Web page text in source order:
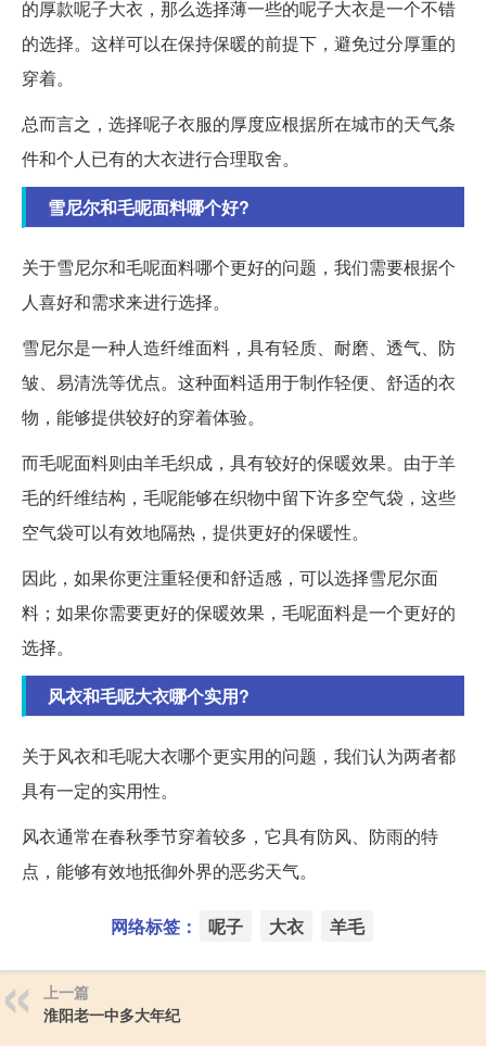
的厚款呢子大衣，那么选择薄一些的呢子大衣是一个不错
的选择。这样可以在保持保暖的前提下，避免过分厚重的
穿着。
总而言之，选择呢子衣服的厚度应根据所在城市的天气条
件和个人已有的大衣进行合理取舍。
雪尼尔和毛呢面料哪个好?
关于雪尼尔和毛呢面料哪个更好的问题，我们需要根据个
人喜好和需求来进行选择。
雪尼尔是一种人造纤维面料，具有轻质、耐磨、透气、防
皱、易清洗等优点。这种面料适用于制作轻便、舒适的衣
物，能够提供较好的穿着体验。
而毛呢面料则由羊毛织成，具有较好的保暖效果。由于羊
毛的纤维结构，毛呢能够在织物中留下许多空气袋，这些
空气袋可以有效地隔热，提供更好的保暖性。
因此，如果你更注重轻便和舒适感，可以选择雪尼尔面
料；如果你需要更好的保暖效果，毛呢面料是一个更好的
选择。
风衣和毛呢大衣哪个实用?
关于风衣和毛呢大衣哪个更实用的问题，我们认为两者都
具有一定的实用性。
风衣通常在春秋季节穿着较多，它具有防风、防雨的特
点，能够有效地抵御外界的恶劣天气。
网络标签： 呢子 大衣 羊毛
上一篇
淮阳老一中多大年纪